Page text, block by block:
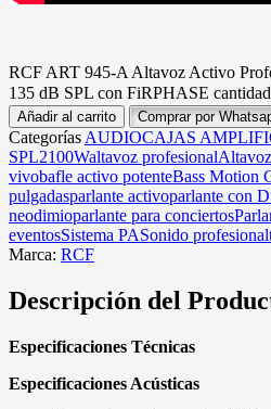
RCF ART 945-A Altavoz Activo
135 dB SPL con FiRPHASE cantidad
Añadir al carrito Comprar por
Categorías AUDIOCAJAS
SPL2100Waltavoz profesional
vivobafle activo potenteBass Motion
pulgadasparlante activoparlante con
neodimioparlante para conciertos
eventosSistema PASonido profesional
Marca: RCF
Descripción del
Especificaciones Técnicas
Especificaciones Acústicas